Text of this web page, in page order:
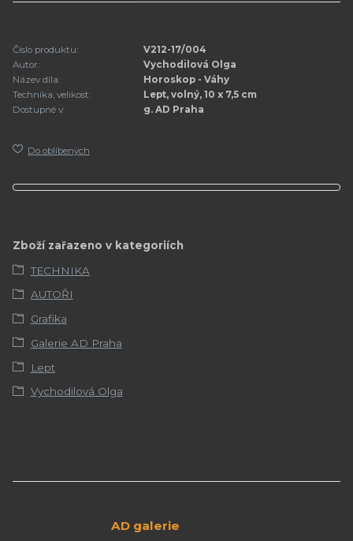
Číslo produktu:
V212-17/004
Autor:
Vychodilová Olga
Název díla:
Horoskop - Váhy
Technika, velikost:
Lept, volný, 10 x 7,5 cm
Dostupné v:
g. AD Praha
Do oblíbených
Zboží zařazeno v kategoriích
TECHNIKA
AUTOŘI
Grafika
Galerie AD Praha
Lept
Vychodilová Olga
AD galerie